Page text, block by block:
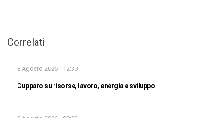
Correlati
8 Agosto 2026 - 12:30
Cupparo su risorse, lavoro, energia e sviluppo